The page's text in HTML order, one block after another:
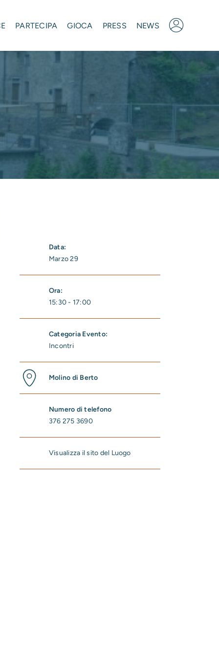
PARTECIPA GIOCA PRESS NEWS
Data:
Marzo 29
Ora:
15:30 - 17:00
Categoria Evento:
Incontri
Molino di Berto
Numero di telefono
376 275 3690
Visualizza il sito del Luogo